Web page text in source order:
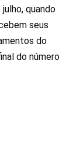
quando
seus
do
do número